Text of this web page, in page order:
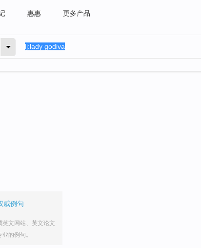
惠惠 更多产品
威例句
英文网站、英文论文
的例句。